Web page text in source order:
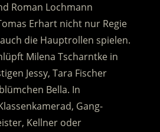
Roman Lochmann
Erhart nicht nur Regie
die Hauptrollen spielen.
Milena Tscharntke in
Jessy, Tara Fischer
Bella. In
Gang-
Kellner oder